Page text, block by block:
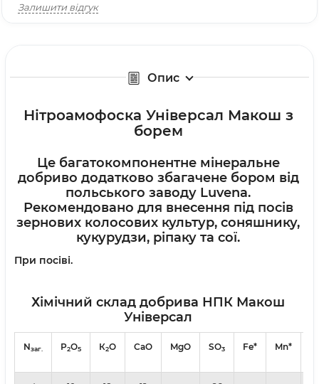
Залишити відгук
Опис
Нітроамофоска Універсал Макош з
борем
Це багатокомпонентне мінеральне
добриво додатково збагачене бором від
польського заводу Luvena.
Рекомендовано для внесення під посів
зернових колосових культур, соняшнику,
кукурудзи, ріпаку та сої.
При посіві.
Хімічний склад добрива НПК Макош
Універсал
Nзаг. Р2О5 К2О CaO MgO SО3 Fe* Mn*